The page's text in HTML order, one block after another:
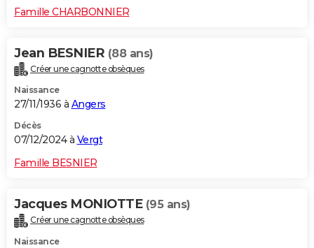
Famille CHARBONNIER
Jean BESNIER (88 ans)
Créer une cagnotte obsèques
Naissance
27/11/1936 à Angers
Décès
07/12/2024 à Vergt
Famille BESNIER
Jacques MONIOTTE (95 ans)
Créer une cagnotte obsèques
Naissance